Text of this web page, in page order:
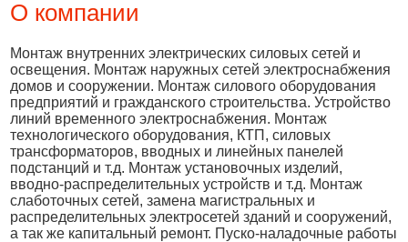
О компании
Монтаж внутренних электрических силовых сетей и
освещения. Монтаж наружных сетей электроснабжения
домов и сооружении. Монтаж силового оборудования
предприятий и гражданского строительства. Устройство
линий временного электроснабжения. Монтаж
технологического оборудования, КТП, силовых
трансформаторов, вводных и линейных панелей
подстанций и т.д. Монтаж установочных изделий,
вводно-распределительных устройств и т.д. Монтаж
слаботочных сетей, замена магистральных и
распределительных электросетей зданий и сооружений,
а так же капитальный ремонт. Пуско-наладочные работы